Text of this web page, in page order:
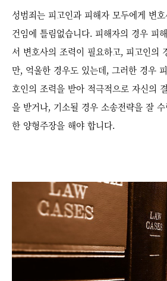
성범죄는 피고인과 피해자 모두에게 변
건임에 틀림없습니다. 피해자의 경우 피
서 변호사의 조력이 필요하고, 피고인의
만, 억울한 경우도 있는데, 그러한 경우
호인의 조력을 받아 적극적으로 자신의
을 받거나, 기소될 경우 소송전략을 잘
한 양형주장을 해야 합니다.